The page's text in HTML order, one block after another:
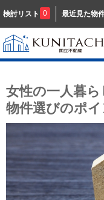
検討リスト 0 最近見た物
女性の一人暮
物件選びのポ